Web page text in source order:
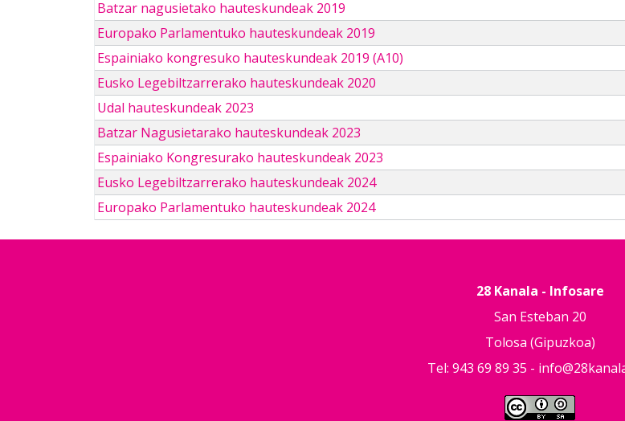
Batzar nagusietako hauteskundeak 2019
Europako Parlamentuko hauteskundeak 2019
Espainiako kongresuko hauteskundeak 2019 (A10)
Eusko Legebiltzarrerako hauteskundeak 2020
Udal hauteskundeak 2023
Batzar Nagusietarako hauteskundeak 2023
Espainiako Kongresurako hauteskundeak 2023
Eusko Legebiltzarrerako hauteskundeak 2024
Europako Parlamentuko hauteskundeak 2024
28 Kanala - Infosare
San Esteban 20
Tolosa (Gipuzkoa)
Tel: 943 69 89 35 -